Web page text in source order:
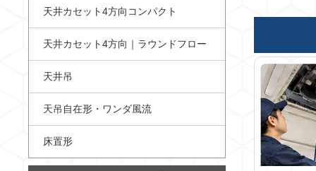
天井カセット4方向コンパクト
天井カセット4方向｜ラウンドフロー
天井吊
天吊自在形・ワンダ風流
床置形